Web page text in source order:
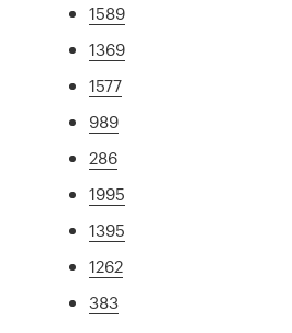
1589
1369
1577
989
286
1995
1395
1262
383